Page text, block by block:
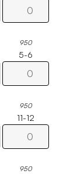
950
5-6
950
11-12
950